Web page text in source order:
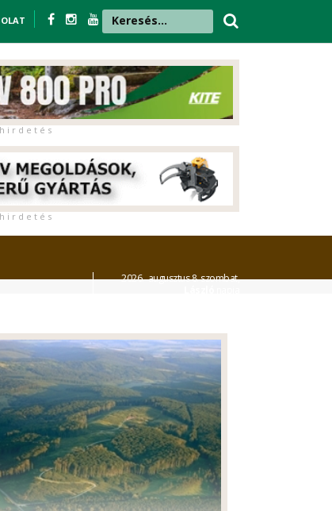
h i r d e t é s
h i r d e t é s
2026. augusztus 8. szombat,